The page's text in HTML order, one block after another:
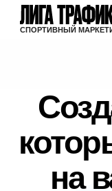
СПОРТИВНЫЙ МАРКЕТИНГ
на
Формируем